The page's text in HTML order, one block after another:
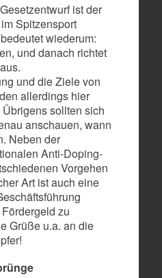
ist der
Spitzensport
wiederum:
und danach richtet
und die Ziele von
allerdings hier
sollten sich
anschauen, wann
Neben der
Anti-Doping-
Vorgehen
Art ist auch eine
zu
Grüße u.a. an die